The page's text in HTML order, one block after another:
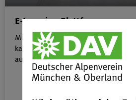
E-Learning-Plattform
Mit unserem kostenlosen,
kannst du dein Wissen rund um
aufbauen.